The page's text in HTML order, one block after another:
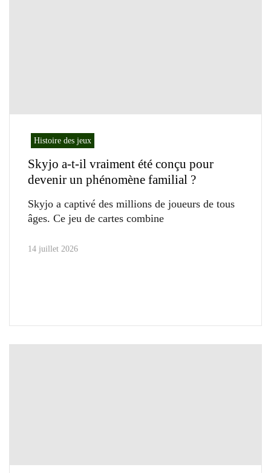
Histoire des jeux
Skyjo a-t-il vraiment été conçu pour
devenir un phénomène familial ?
Skyjo a captivé des millions de joueurs de tous
âges. Ce jeu de cartes combine
14 juillet 2026